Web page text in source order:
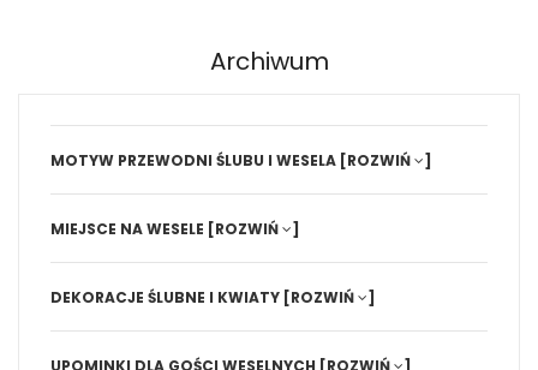
Archiwum
MOTYW PRZEWODNI ŚLUBU I WESELA [ROZWIŃ ]
MIEJSCE NA WESELE [ROZWIŃ ]
DEKORACJE ŚLUBNE I KWIATY [ROZWIŃ ]
UPOMINKI DLA GOŚCI WESELNYCH [ROZWIŃ ]